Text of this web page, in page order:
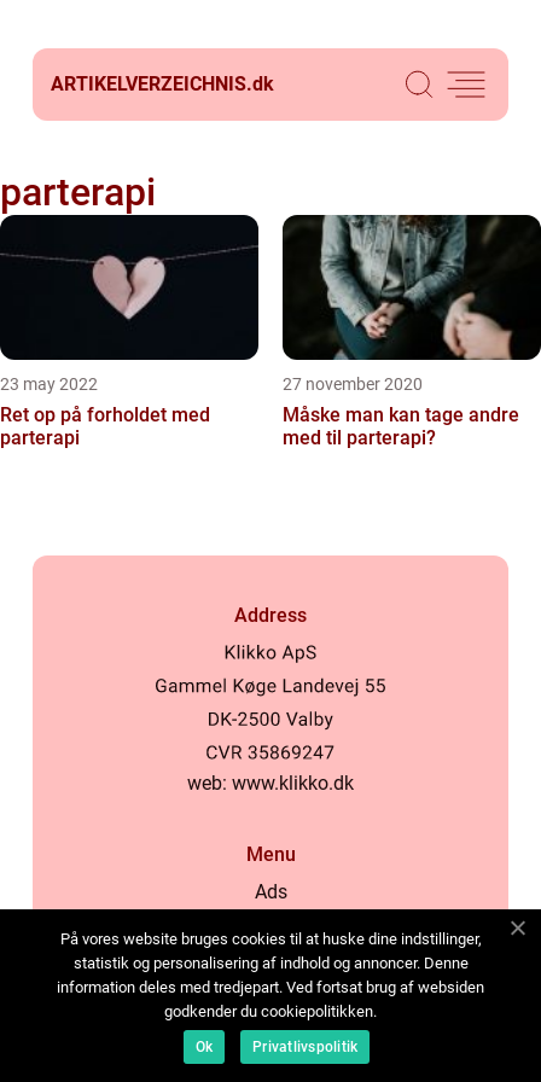
ARTIKELVERZEICHNIS.dk
parterapi
23 may 2022
Ret op på forholdet med
parterapi
27 november 2020
Måske man kan tage andre
med til parterapi?
Address
web: www.klikko.dk
Menu
Ads
Cookies
Contact
Sitemap
På vores website bruges cookies til at huske dine indstillinger,
statistik og personalisering af indhold og annoncer. Denne
information deles med tredjepart. Ved fortsat brug af websiden
godkender du cookiepolitikken.
Ok Privatlivspolitik